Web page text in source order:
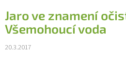
Jaro ve znamení
Všemohoucí voda
20.3.2017